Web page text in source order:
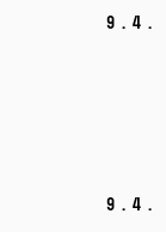
9. 4.
9. 4.